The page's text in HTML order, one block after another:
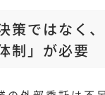
策ではなく
制」が必要